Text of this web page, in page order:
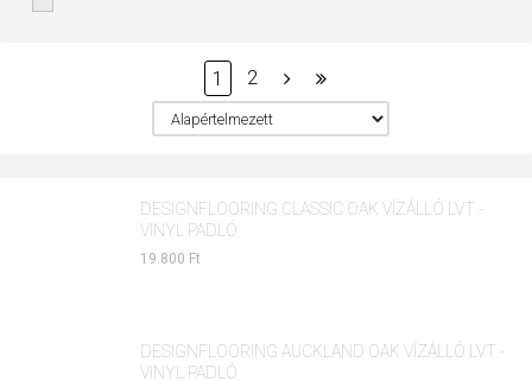
1 2
DESIGNFLOORING CLASSIC OAK VÍZÁLLÓ LVT -
VINYL PADLÓ
19.800 Ft
DESIGNFLOORING AUCKLAND OAK VÍZÁLLÓ LVT -
VINYL PADLÓ